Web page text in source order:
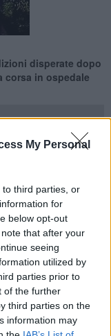
My Personal
third parties, or
for
below opt-out
that after your
seeing
utilized by
parties prior to
of the further
third parties on the
information may
disperate dopo
in ospedale
suo scooter, che ha
notte sulla via
di Stabbia, dove ha
illese, mentre il
critiche.
verso l'ospedale San